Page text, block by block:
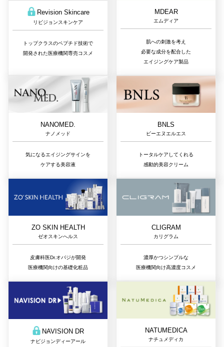
Revision Skincare
リビジョンスキンケア
トップクラスのペプチド技術で
開発された医療機関専売コスメ
MDEAR
エムディア
肌への刺激を考え
必要な成分を配合した
エイジングケア製品
NANOMED.
ナノメッド
気になるエイジングサインを
ケアする美容液
BNLS
ビーエヌエルエス
トータルケアしてくれる
感動的美容クリーム
ZO SKIN HEALTH
ゼオスキンへルス
皮膚科医Dr.オバジが開発
医療機関向けの基礎化粧品
CLIGRAM
カリグラム
濃厚かつシンプルな
医療機関向け高濃度コスメ
NAVISION DR
ナビジョンディーアール
NATUMEDICA
ナチュメディカ